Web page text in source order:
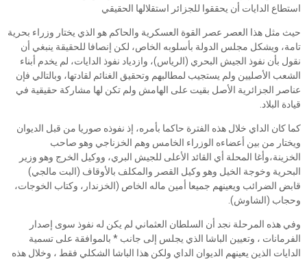
استطاع الدايات أن يحققوا للجزائر استقلالها الحقيقي
حيث مثل هذا العصر عصر القوة العسكرية والحاكم هو الذي يختار وزراء بحرية
تامة، ويشكل مجلس الدولة بأسلوبه الخاص، لكن إنصافا للحقيقة ينبغي أن
نقول بأن نفوذ الجيش البحري (الرياس)، وازدياد نفوذ الدايات، لم يخدم أبناء
الشعب الأصليين ولم يستجيب لمطالبهم وتحقيق الغنائم لقادتها، وبالتالي فإن
عناصر الجزائرية الأصل بقيت على الهامش ولم تكن لها مشاركة حقيقية في
قيادة البلاد.
كما كان الداي خلال هذه الفترة حاكما بأمره، إذ نفوذه صوريا من قبل الديوان
ويختار من بين أعضاءه الوزراء الخامس وهم الخزناجي وهو صاحب
الخزينة،وأغا المحلة أي القائد الأعلى للجيش البري، ووكيل الخرج وهو وزير
البحرية وخوجة الخيل وهو وكيل القصر والمكلف بالأوقاف (البت مالجي)
قابض الضرائب ويعينهم جميعا أمين ماله الخاص (الخزندار، وكتاب الخوجات،
وحجاب (الشاوش).
وفي هذه المرحلة نجد أن السلطان العثماني لم يكن له نفوذ سوى إصدار
الفرمانات ، وتعيين الباشا الذي يجلس إلى جانب * بالموافقة على تسمية
الدايات الذين يعينهم الديوان الداي ولكن هذا الباشا الشكلي فقط ، وخلال هذه